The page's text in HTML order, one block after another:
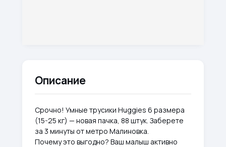
Описание
Срочно! Умные трусики Huggies 6 размера
(15-25 кг) — новая пачка, 88 штук. Заберете
за 3 минуты от метро Малиновка.
Почему это выгодно? Ваш малыш активно